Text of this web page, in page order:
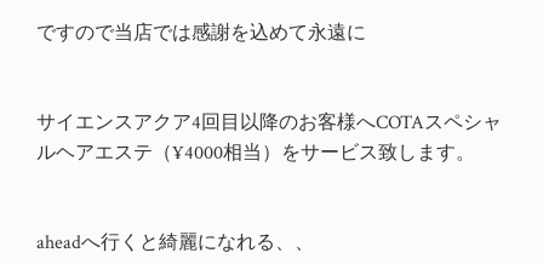
ですので当店では感謝を込めて永遠に
サイエンスアクア4回目以降のお客様へCOTAスペシャ
ルヘアエステ（¥4000相当）をサービス致します。
aheadへ行くと綺麗になれる、、